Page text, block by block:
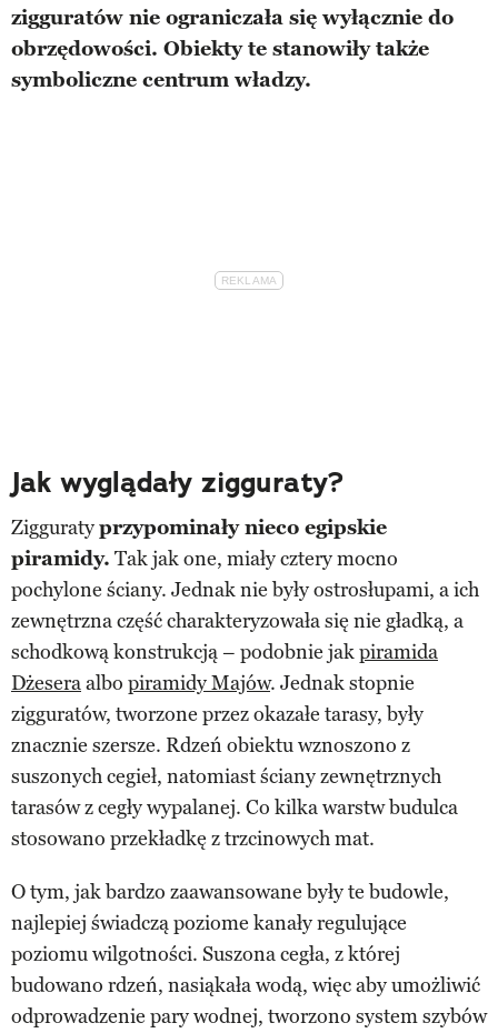
zigguratów nie ograniczała się wyłącznie do
obrzędowości. Obiekty te stanowiły także
symboliczne centrum władzy.
Jak wyglądały zigguraty?
Zigguratyprzypominały nieco egipskie
piramidy. Tak jak one, miały cztery mocno
pochylone ściany. Jednak nie były ostrosłupami, a ich
zewnętrzna część charakteryzowała się nie gładką, a
schodkową konstrukcją – podobnie jakpiramida
Dżeseraalbo piramidy Majów. Jednak stopnie
zigguratów, tworzone przez okazałe tarasy, były
znacznie szersze. Rdzeń obiektu wznoszono z
suszonych cegieł, natomiast ściany zewnętrznych
tarasów z cegły wypalanej. Co kilka warstw budulca
stosowano przekładkę z trzcinowych mat.
O tym, jak bardzo zaawansowane były te budowle,
najlepiej świadczą poziome kanały regulujące
poziomu wilgotności. Suszona cegła, z której
budowano rdzeń, nasiąkała wodą, więc aby umożliwić
odprowadzenie pary wodnej, tworzono system szybów